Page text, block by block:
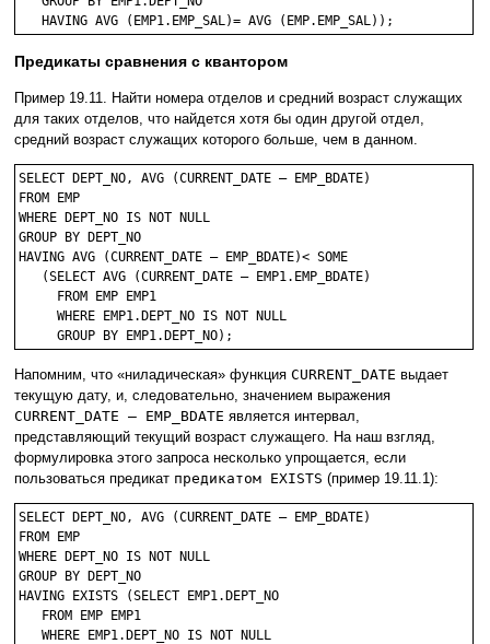
Предикаты сравнения с квантором
Пример 19.11. Найти номера отделов и средний возраст служащих
для таких отделов, что найдется хотя бы один другой отдел,
средний возраст служащих которого больше, чем в данном.
SELECT DEPT_NO, AVG (CURRENT_DATE – EMP_BDATE)
FROM EMP
WHERE DEPT_NO IS NOT NULL
GROUP BY DEPT_NO
HAVING AVG (CURRENT_DATE – EMP_BDATE)< SOME
   (SELECT AVG (CURRENT_DATE – EMP1.EMP_BDATE)
     FROM EMP EMP1
     WHERE EMP1.DEPT_NO IS NOT NULL
Напомним, что «ниладическая» функция CURRENT_DATE выдает
текущую дату, и, следовательно, значением выражения
CURRENT_DATE – EMP_BDATE является интервал,
представляющий текущий возраст служащего. На наш взгляд,
формулировка этого запроса несколько упрощается, если
пользоваться предикат предикатом EXISTS (пример 19.11.1):
SELECT DEPT_NO, AVG (CURRENT_DATE – EMP_BDATE)
FROM EMP
WHERE DEPT_NO IS NOT NULL
GROUP BY DEPT_NO
HAVING EXISTS (SELECT EMP1.DEPT_NO
   FROM EMP EMP1
   WHERE EMP1.DEPT_NO IS NOT NULL